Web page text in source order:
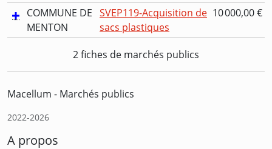
COMMUNE DE
MENTON
SVEP119-Acquisition de
sacs plastiques
10 000,00 €
2 fiches de marchés publics
Macellum - Marchés publics
2022-2026
A propos